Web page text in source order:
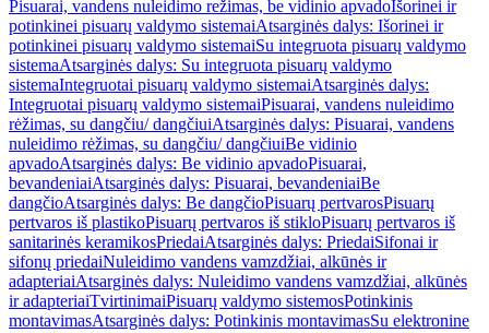
Pisuarai, vandens nuleidimo režimas, be vidinio apvadoIšorinei ir
potinkinei pisuarų valdymo sistemaiAtsarginės dalys: Išorinei ir
potinkinei pisuarų valdymo sistemaiSu integruota pisuarų valdymo
sistemaAtsarginės dalys: Su integruota pisuarų valdymo
sistemaIntegruotai pisuarų valdymo sistemaiAtsarginės dalys:
Integruotai pisuarų valdymo sistemaiPisuarai, vandens nuleidimo
rėžimas, su dangčiu/ dangčiuiAtsarginės dalys: Pisuarai, vandens
nuleidimo rėžimas, su dangčiu/ dangčiuiBe vidinio
apvadoAtsarginės dalys: Be vidinio apvadoPisuarai,
bevandeniaiAtsarginės dalys: Pisuarai, bevandeniaiBe
dangčioAtsarginės dalys: Be dangčioPisuarų pertvarosPisuarų
pertvaros iš plastikoPisuarų pertvaros iš stikloPisuarų pertvaros iš
sanitarinės keramikosPriedaiAtsarginės dalys: PriedaiSifonai ir
sifonų priedaiNuleidimo vandens vamzdžiai, alkūnės ir
adapteriaiAtsarginės dalys: Nuleidimo vandens vamzdžiai, alkūnės
ir adapteriaiTvirtinimaiPisuarų valdymo sistemosPotinkinis
montavimasAtsarginės dalys: Potinkinis montavimasSu elektronine